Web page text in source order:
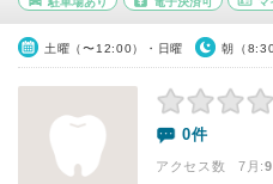
土曜（〜12:00）・日曜 朝（8:30
0件
アクセス数 7月:9